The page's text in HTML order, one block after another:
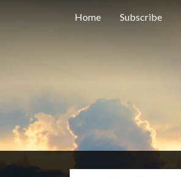
Home Subscribe